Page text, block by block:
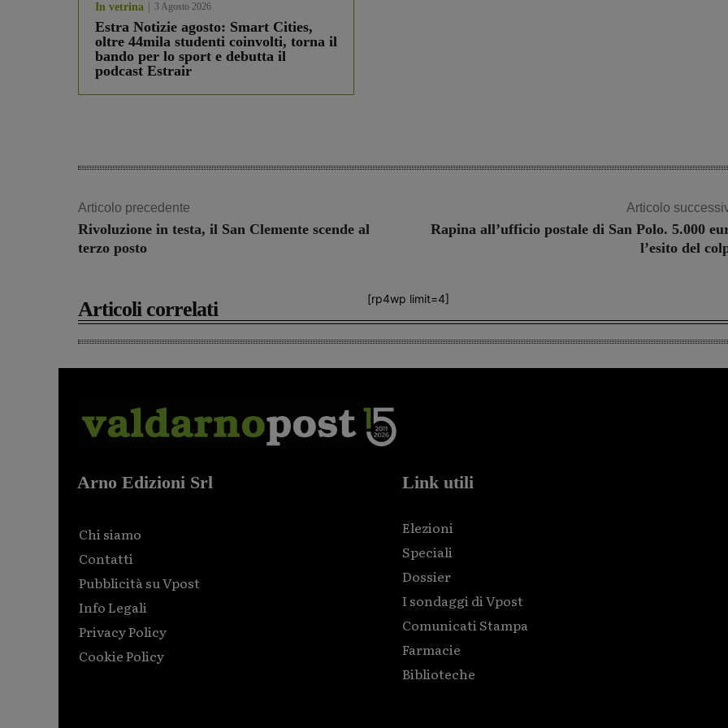
In vetrina 3 Agosto 2026
Estra Notizie agosto: Smart Cities,
oltre 44mila studenti coinvolti, torna il
bando per lo sport e debutta il
podcast Estrair
Articolo precedente
Rivoluzione in testa, il San Clemente scende al
terzo posto
Articolo
Rapina all’ufficio postale di San Polo. 5.000
l’esito del
[rp4wp limit=4]
Articoli correlati
Arno Edizioni Srl
Chi siamo
Contatti
Pubblicità su Vpost
Info Legali
Privacy Policy
Cookie Policy
Link utili
Elezioni
Speciali
Dossier
I sondaggi di Vpost
Comunicati Stampa
Farmacie
Biblioteche